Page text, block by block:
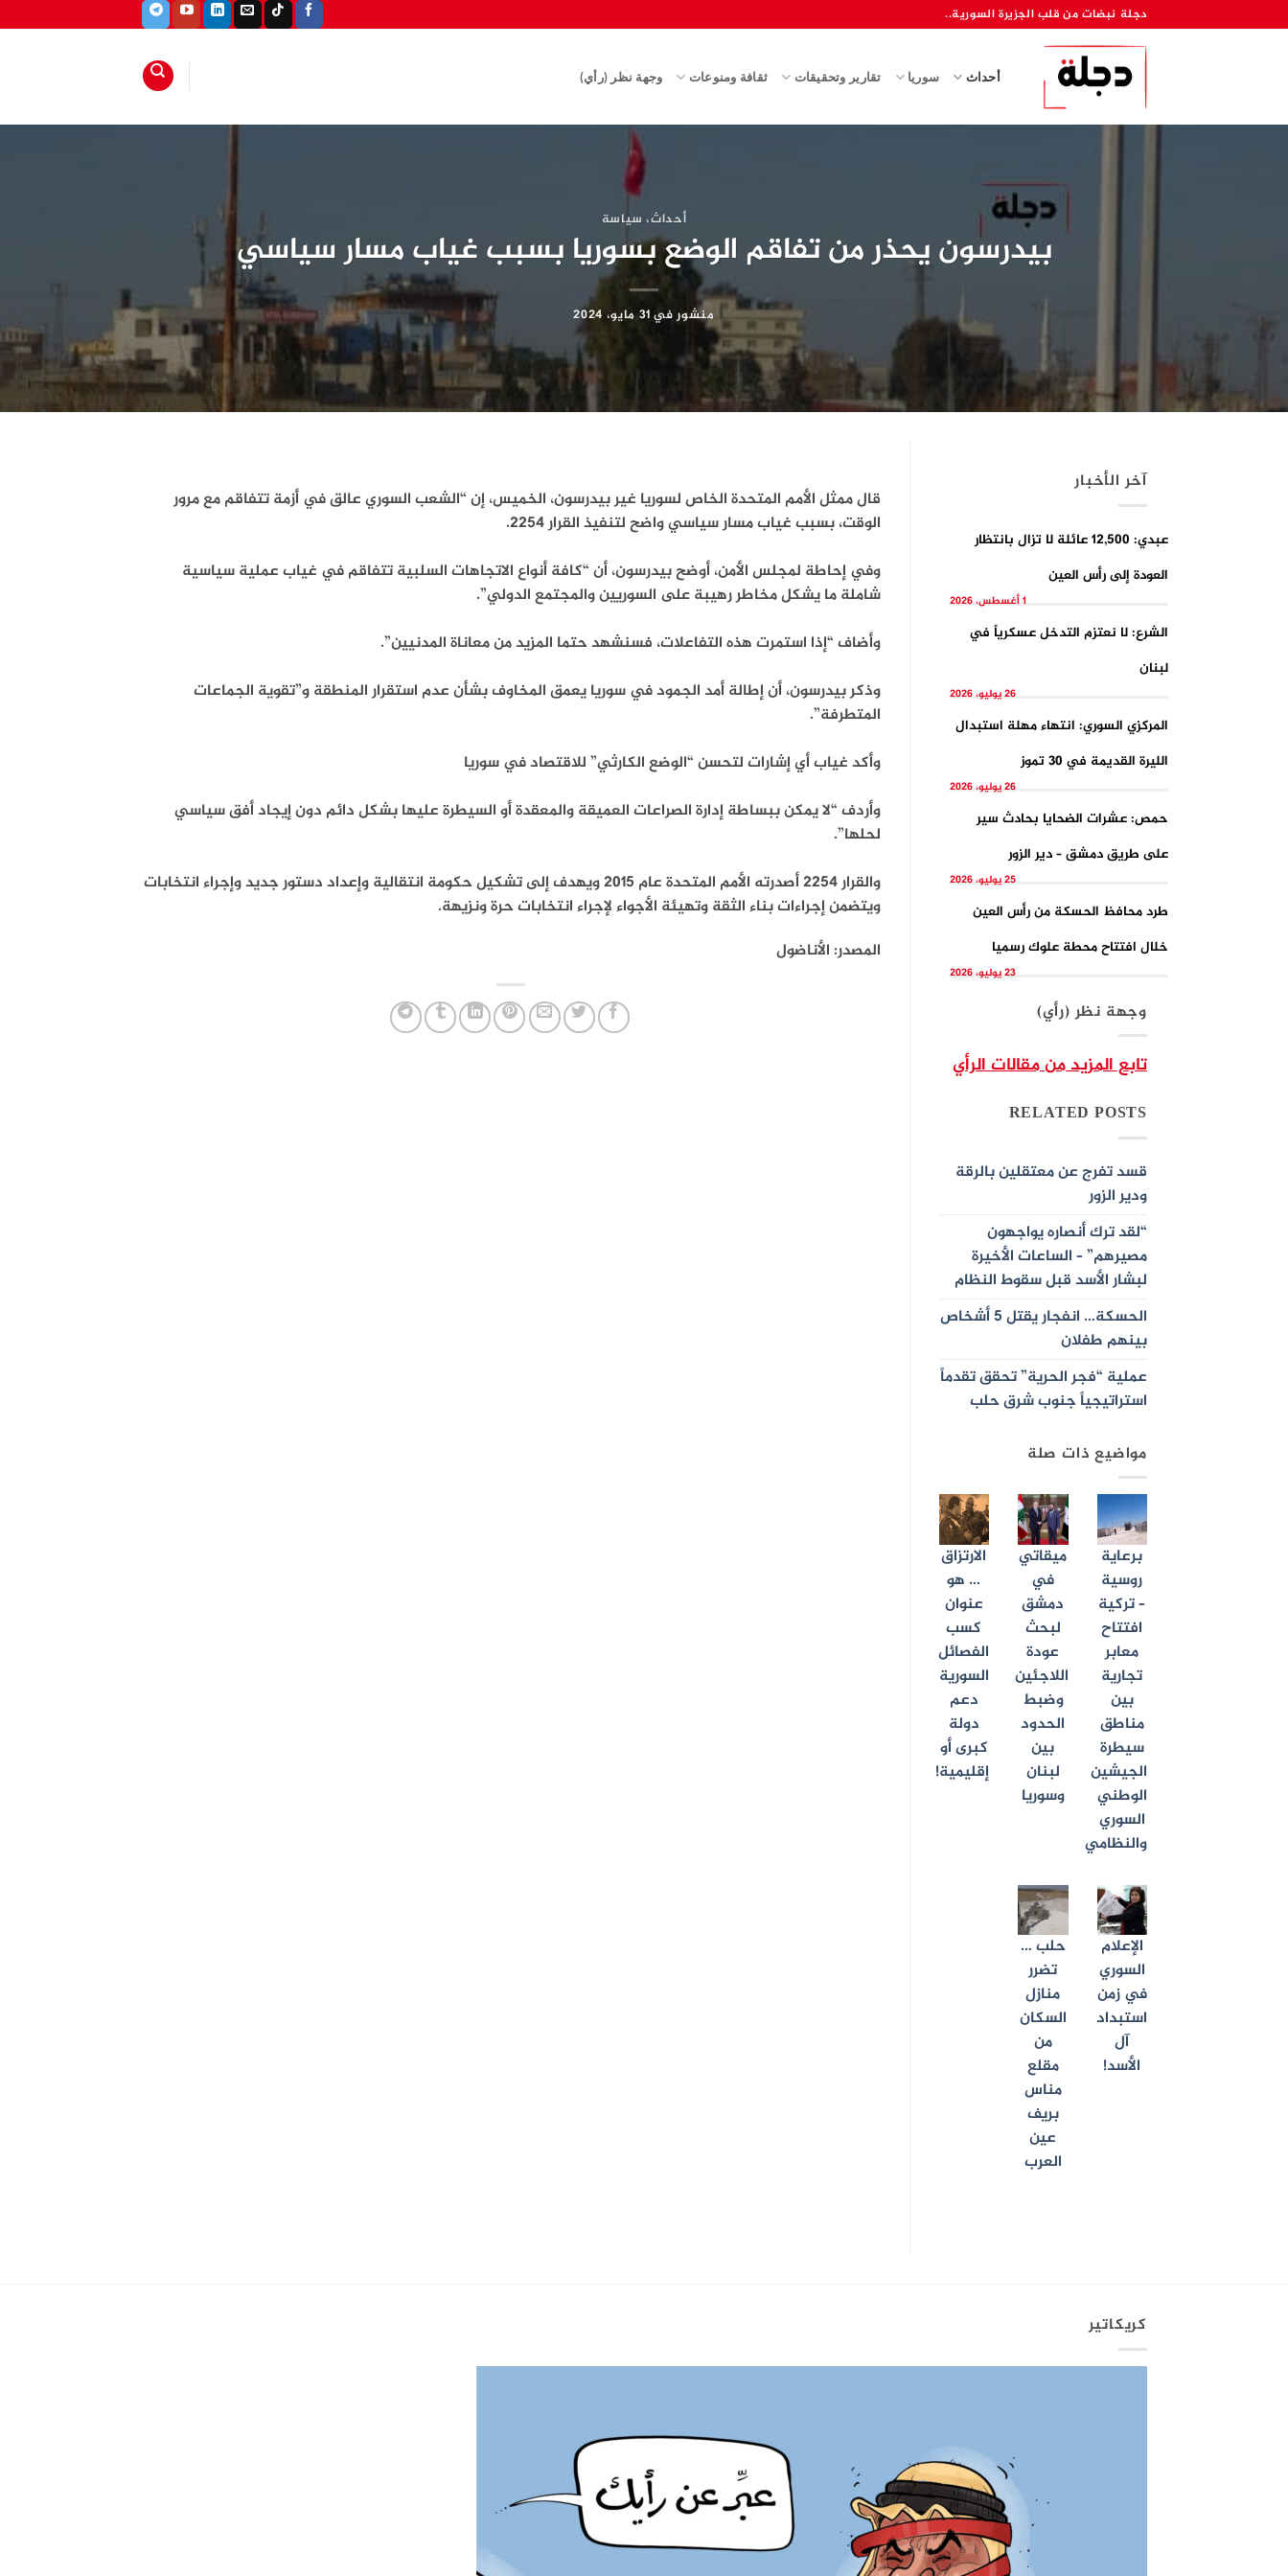
للمحتوى
دجلة نبضات من قلب الجزيرة السورية..
أحداث سوريا تقارير وتحقيقات ثقافة ومنوعات وجهة نظر (رأي)
أحداث، سياسة
بيدرسون يحذر من تفاقم الوضع بسوريا بسبب غياب مسار سياسي
منشور في31 مايو، 2024
آخر الأخبار
عبدي: 12,500 عائلة لا تزال بانتظار
العودة إلى رأس العين
1 أغسطس، 2026
الشرع: لا نعتزم التدخل عسكرياً في
لبنان
26 يوليو، 2026
المركزي السوري: انتهاء مهلة استبدال
الليرة القديمة في 30 تموز
26 يوليو، 2026
حمص: عشرات الضحايا بحادث سير
على طريق دمشق – دير الزور
25 يوليو، 2026
طرد محافظ الحسكة من رأس العين
خلال افتتاح محطة علوك رسميا
23 يوليو، 2026
وجهة نظر (رأي)
تابع المزيد من مقالات الرأي
RELATED POSTS
قسد تفرج عن معتقلين بالرقة
ودير الزور
“لقد ترك أنصاره يواجهون
مصيرهم” – الساعات الأخيرة
لبشار الأسد قبل سقوط النظام
الحسكة… انفجار يقتل 5 أشخاص
بينهم طفلان
عملية “فجر الحرية” تحقق تقدماً
استراتيجياً جنوب شرق حلب
مواضيع ذات صلة
برعاية
روسية
– تركية
افتتاح
معابر
تجارية
بين
مناطق
سيطرة
الجيشين
الوطني
السوري
والنظامي
ميقاتي
في
دمشق
لبحث
عودة
اللاجئين
وضبط
الحدود
بين
لبنان
وسوريا
الارتزاق
… هو
عنوان
كسب
الفصائل
السورية
دعم
دولة
كبرى أو
إقليمية!
الإعلام
السوري
في زمن
استبداد
آل
الأسد!
حلب …
تضرر
منازل
السكان
من
مقلع
مناس
بريف
عين
العرب
قال ممثل الأمم المتحدة الخاص لسوريا غير بيدرسون، الخميس، إن “الشعب السوري عالق في أزمة تتفاقم مع مرور
الوقت، بسبب غياب مسار سياسي واضح لتنفيذ القرار 2254.
وفي إحاطة لمجلس الأمن، أوضح بيدرسون، أن “كافة أنواع الاتجاهات السلبية تتفاقم في غياب عملية سياسية
شاملة ما يشكل مخاطر رهيبة على السوريين والمجتمع الدولي”.
وأضاف “إذا استمرت هذه التفاعلات، فسنشهد حتما المزيد من معاناة المدنيين”.
وذكر بيدرسون، أن إطالة أمد الجمود في سوريا يعمق المخاوف بشأن عدم استقرار المنطقة و”تقوية الجماعات
المتطرفة”.
وأكد غياب أي إشارات لتحسن “الوضع الكارثي” للاقتصاد في سوريا
وأردف “لا يمكن ببساطة إدارة الصراعات العميقة والمعقدة أو السيطرة عليها بشكل دائم دون إيجاد أفق سياسي
لحلها”.
والقرار 2254 أصدرته الأمم المتحدة عام 2015 ويهدف إلى تشكيل حكومة انتقالية وإعداد دستور جديد وإجراء انتخابات
ويتضمن إجراءات بناء الثقة وتهيئة الأجواء لإجراء انتخابات حرة ونزيهة.
المصدر: الأناضول
كريكاتير